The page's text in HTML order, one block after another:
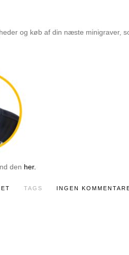
og køb af din næste minigraver,
den her.
TAGS INGEN